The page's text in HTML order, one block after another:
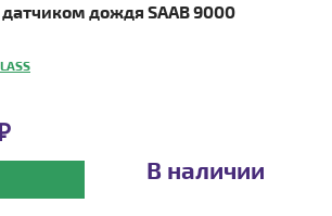
датчиком дождя SAAB 9000
В наличии